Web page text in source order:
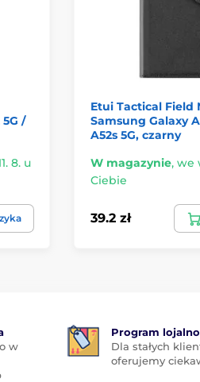
/
8. u
Etui Tactical Field
Samsung Galaxy
A52s 5G, czarny
W magazynie, we
Ciebie
39.2 zł
w
Program
Dla stałych
oferujemy